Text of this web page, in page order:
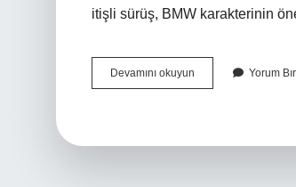
itişli sürüş, BMW karakterinin
Devamını okuyun Arkadan
Çekiş
Yorum